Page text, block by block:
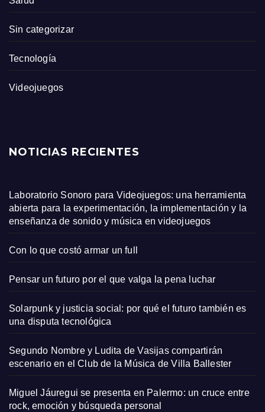
Sin categorizar
Tecnología
Videojuegos
NOTICIAS RECIENTES
Laboratorio Sonoro para Videojuegos: una herramienta
abierta para la experimentación, la implementación y la
enseñanza de sonido y música en videojuegos
Con lo que costó armar un full
Pensar un futuro por el que valga la pena luchar
Solarpunk y justicia social: por qué el futuro también es
una disputa tecnológica
Segundo Nombre y Ludita de Vasijas compartirán
escenario en el Club de la Música de Villa Ballester
Miguel Jáuregui se presenta en Palermo: un cruce entre
rock, emoción y búsqueda personal